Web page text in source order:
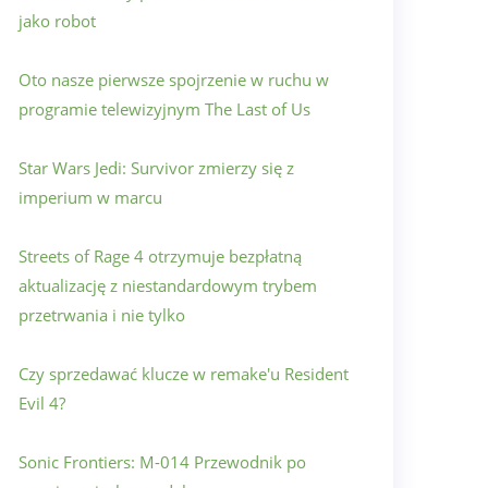
jako robot
Oto nasze pierwsze spojrzenie w ruchu w
programie telewizyjnym The Last of Us
Star Wars Jedi: Survivor zmierzy się z
imperium w marcu
Streets of Rage 4 otrzymuje bezpłatną
aktualizację z niestandardowym trybem
przetrwania i nie tylko
Czy sprzedawać klucze w remake'u Resident
Evil 4?
Sonic Frontiers: M-014 Przewodnik po